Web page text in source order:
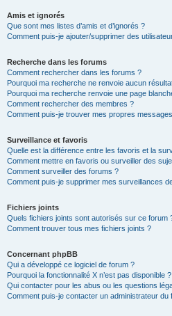
Amis et ignorés
Que sont mes listes d’amis et d’ignorés ?
Comment puis-je ajouter/supprimer des
Recherche dans les forums
Comment rechercher dans les forums ?
Pourquoi ma recherche ne renvoie aucun
Pourquoi ma recherche renvoie une page
Comment rechercher des membres ?
Comment puis-je trouver mes propres
Surveillance et favoris
Quelle est la différence entre les favoris et la
Comment mettre en favoris ou surveiller des
Comment surveiller des forums ?
Comment puis-je supprimer mes surveillances
Fichiers joints
Quels fichiers joints sont autorisés sur ce forum
Comment trouver tous mes fichiers joints ?
Concernant phpBB
Qui a développé ce logiciel de forum ?
Pourquoi la fonctionnalité X n’est pas disponible ?
Qui contacter pour les abus ou les questions
Comment puis-je contacter un administrateur du